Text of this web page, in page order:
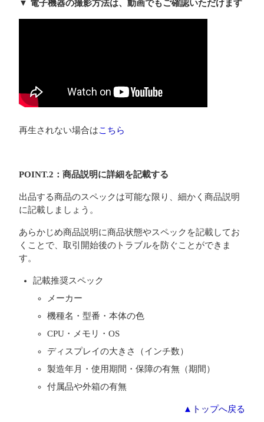
▼ 電子機器の撮影方法は、動画でもご確認いただけます
再生されない場合はこちら
POINT.2：商品説明に詳細を記載する
出品する商品のスペックは可能な限り、細かく商品説明
に記載しましょう。
あらかじめ商品説明に商品状態やスペックを記載してお
くことで、取引開始後のトラブルを防ぐことができま
す。
記載推奨スペック
メーカー
機種名・型番・本体の色
CPU・メモリ・OS
ディスプレイの大きさ（インチ数）
製造年月・使用期間・保障の有無（期間）
付属品や外箱の有無
▲トップへ戻る